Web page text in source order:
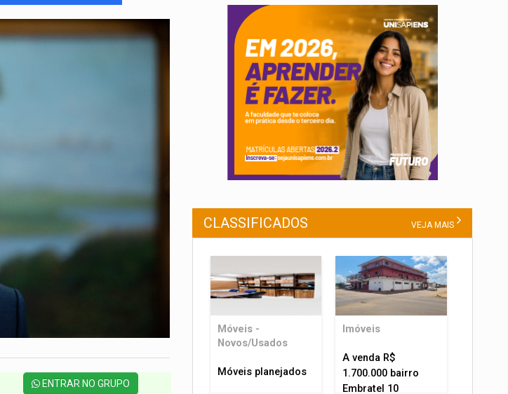
ENTRAR NO GRUPO
CLASSIFICADOS VEJA MAIS
Móveis -
Novos/Usados
Móveis planejados
Imóveis
A venda R$
1.700.000 bairro
Embratel 10